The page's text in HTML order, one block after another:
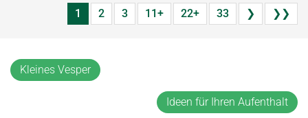
1 2 3 11+ 22+ 33 ❯ ❯❯
Kleines Vesper
Ideen für Ihren Aufenthalt